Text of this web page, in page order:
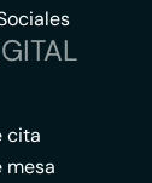
cita
mesa